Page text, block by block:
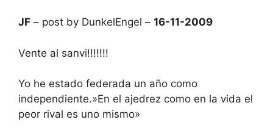
JF – post by DunkelEngel – 16-11-2009
Vente al sanvi!!!!!!!
Yo he estado federada un año como
independiente.»En el ajedrez como en la vida el
peor rival es uno mismo»